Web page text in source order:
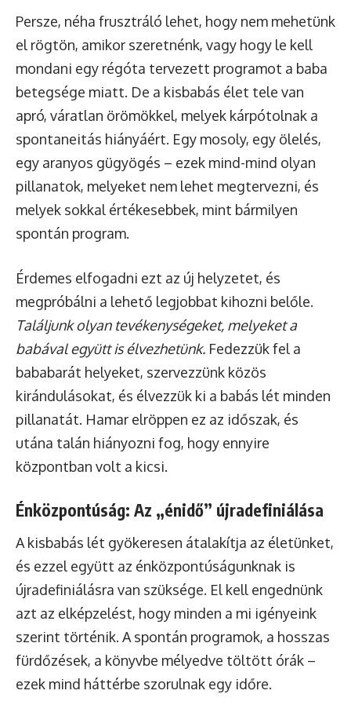
Persze, néha frusztráló lehet, hogy nem mehetünk
el rögtön, amikor szeretnénk, vagy hogy le kell
mondani egy régóta tervezett programot a baba
betegsége miatt. De a kisbabás élet tele van
apró, váratlan örömökkel, melyek kárpótolnak a
spontaneitás hiányáért. Egy mosoly, egy ölelés,
egy aranyos gügyögés – ezek mind-mind olyan
pillanatok, melyeket nem lehet megtervezni, és
melyek sokkal értékesebbek, mint bármilyen
spontán program.
Érdemes elfogadni ezt az új helyzetet, és
megpróbálni a lehető legjobbat kihozni belőle.
Találjunk olyan tevékenységeket, melyeket a
babával együtt is élvezhetünk. Fedezzük fel a
bababarát helyeket, szervezzünk közös
kirándulásokat, és élvezzük ki a babás lét minden
pillanatát. Hamar elröppen ez az időszak, és
utána talán hiányozni fog, hogy ennyire
központban volt a kicsi.
Énközpontúság: Az „énidő” újradefiniálása
A kisbabás lét gyökeresen átalakítja az életünket,
és ezzel együtt az énközpontúságunknak is
újradefiniálásra van szüksége. El kell engednünk
azt az elképzelést, hogy minden a mi igényeink
szerint történik. A spontán programok, a hosszas
fürdőzések, a könyvbe mélyedve töltött órák –
ezek mind háttérbe szorulnak egy időre.